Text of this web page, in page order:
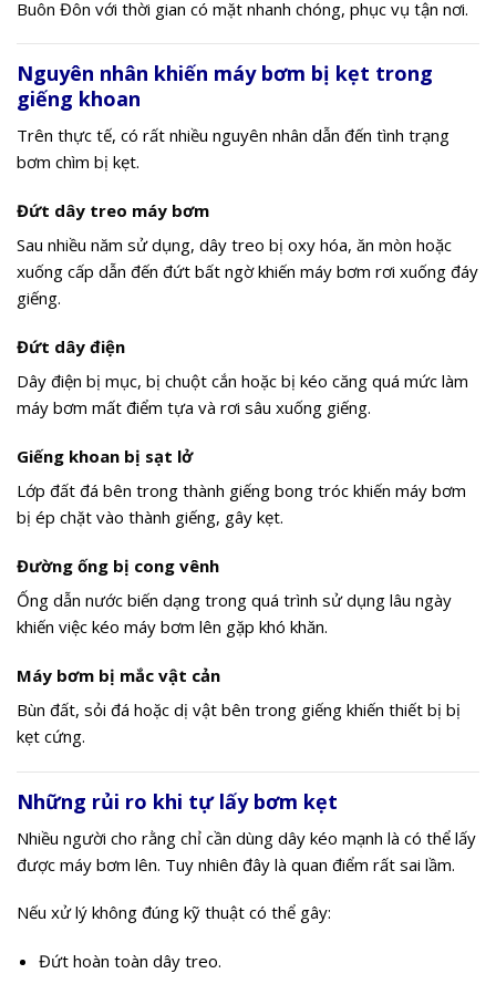
Buôn Đôn với thời gian có mặt nhanh chóng, phục vụ tận nơi.
Nguyên nhân khiến máy bơm bị kẹt trong
giếng khoan
Trên thực tế, có rất nhiều nguyên nhân dẫn đến tình trạng
bơm chìm bị kẹt.
Đứt dây treo máy bơm
Sau nhiều năm sử dụng, dây treo bị oxy hóa, ăn mòn hoặc
xuống cấp dẫn đến đứt bất ngờ khiến máy bơm rơi xuống đáy
giếng.
Đứt dây điện
Dây điện bị mục, bị chuột cắn hoặc bị kéo căng quá mức làm
máy bơm mất điểm tựa và rơi sâu xuống giếng.
Giếng khoan bị sạt lở
Lớp đất đá bên trong thành giếng bong tróc khiến máy bơm
bị ép chặt vào thành giếng, gây kẹt.
Đường ống bị cong vênh
Ống dẫn nước biến dạng trong quá trình sử dụng lâu ngày
khiến việc kéo máy bơm lên gặp khó khăn.
Máy bơm bị mắc vật cản
Bùn đất, sỏi đá hoặc dị vật bên trong giếng khiến thiết bị bị
kẹt cứng.
Những rủi ro khi tự lấy bơm kẹt
Nhiều người cho rằng chỉ cần dùng dây kéo mạnh là có thể lấy
được máy bơm lên. Tuy nhiên đây là quan điểm rất sai lầm.
Nếu xử lý không đúng kỹ thuật có thể gây:
Đứt hoàn toàn dây treo.